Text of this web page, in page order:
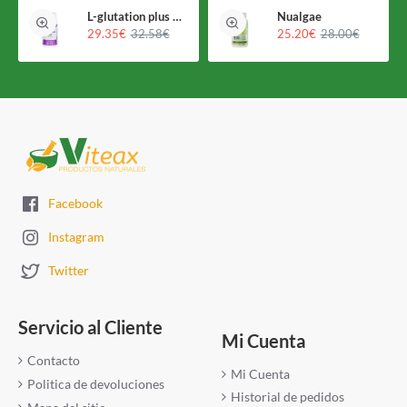
L-glutation plus Holomega
29.35€ 32.58€
Nualgae
25.20€ 28.00€
Facebook
Instagram
Twitter
Servicio al Cliente
Contacto
Politica de devoluciones
Mi Cuenta
Mi Cuenta
Historial de pedidos